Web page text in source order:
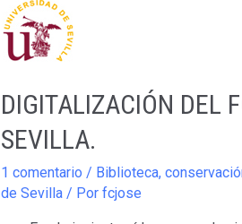
DIGITALIZACIÓN DEL
SEVILLA.
1 comentario / Biblioteca,
de Sevilla/ Por fcjose